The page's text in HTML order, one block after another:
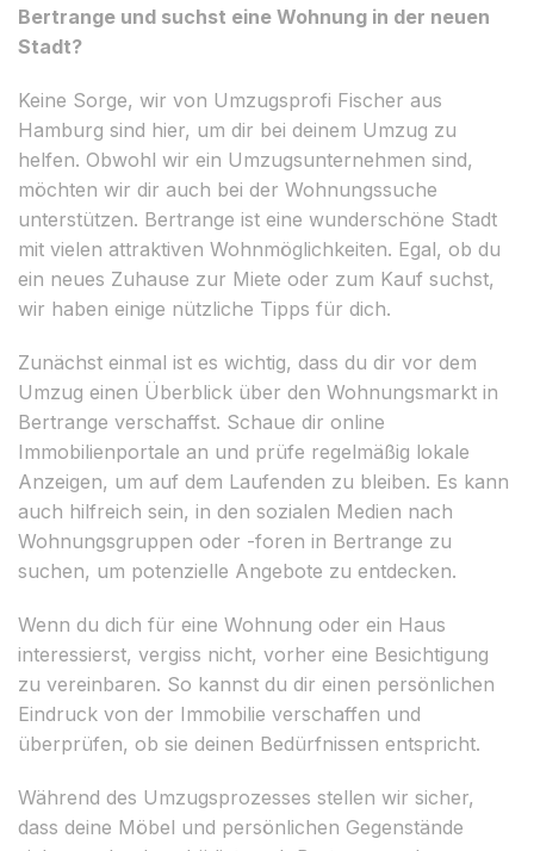
Bertrange und suchst eine Wohnung in der neuen
Stadt?
Keine Sorge, wir von Umzugsprofi Fischer aus
Hamburg sind hier, um dir bei deinem Umzug zu
helfen. Obwohl wir ein Umzugsunternehmen sind,
möchten wir dir auch bei der Wohnungssuche
unterstützen. Bertrange ist eine wunderschöne Stadt
mit vielen attraktiven Wohnmöglichkeiten. Egal, ob du
ein neues Zuhause zur Miete oder zum Kauf suchst,
wir haben einige nützliche Tipps für dich.
Zunächst einmal ist es wichtig, dass du dir vor dem
Umzug einen Überblick über den Wohnungsmarkt in
Bertrange verschaffst. Schaue dir online
Immobilienportale an und prüfe regelmäßig lokale
Anzeigen, um auf dem Laufenden zu bleiben. Es kann
auch hilfreich sein, in den sozialen Medien nach
Wohnungsgruppen oder -foren in Bertrange zu
suchen, um potenzielle Angebote zu entdecken.
Wenn du dich für eine Wohnung oder ein Haus
interessierst, vergiss nicht, vorher eine Besichtigung
zu vereinbaren. So kannst du dir einen persönlichen
Eindruck von der Immobilie verschaffen und
überprüfen, ob sie deinen Bedürfnissen entspricht.
Während des Umzugsprozesses stellen wir sicher,
dass deine Möbel und persönlichen Gegenstände